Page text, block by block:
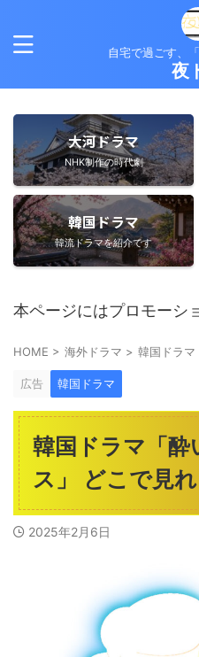
自宅で過ごす、
夜
大河ドラマ
NHK制作の時代劇
韓国ドラマ
韓流ドラマを紹介です
本ページにはプロモーシ
HOME > 海外ドラマ > 韓国ドラマ
広告 韓国ドラマ
韓国ドラマ「
ス」 どこで見
2025年2月6日